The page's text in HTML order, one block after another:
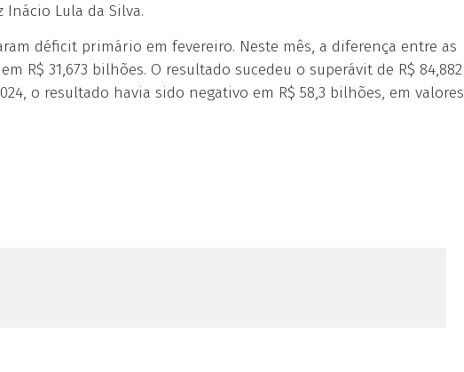
Inácio Lula da Silva.
déficit primário em fevereiro. Neste mês, a diferença entre as
R$ 31,673 bilhões. O resultado sucedeu o superávit de R$ 84,882
o resultado havia sido negativo em R$ 58,3 bilhões, em valores